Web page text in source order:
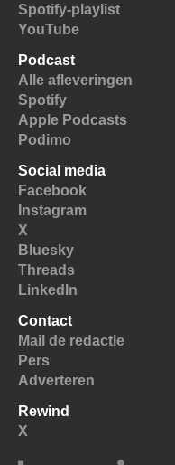
Spotify-playlist
YouTube
Podcast
Alle afleveringen
Spotify
Apple Podcasts
Podimo
Social media
Facebook
Instagram
X
Bluesky
Threads
LinkedIn
Contact
Mail de redactie
Pers
Adverteren
Rewind
X